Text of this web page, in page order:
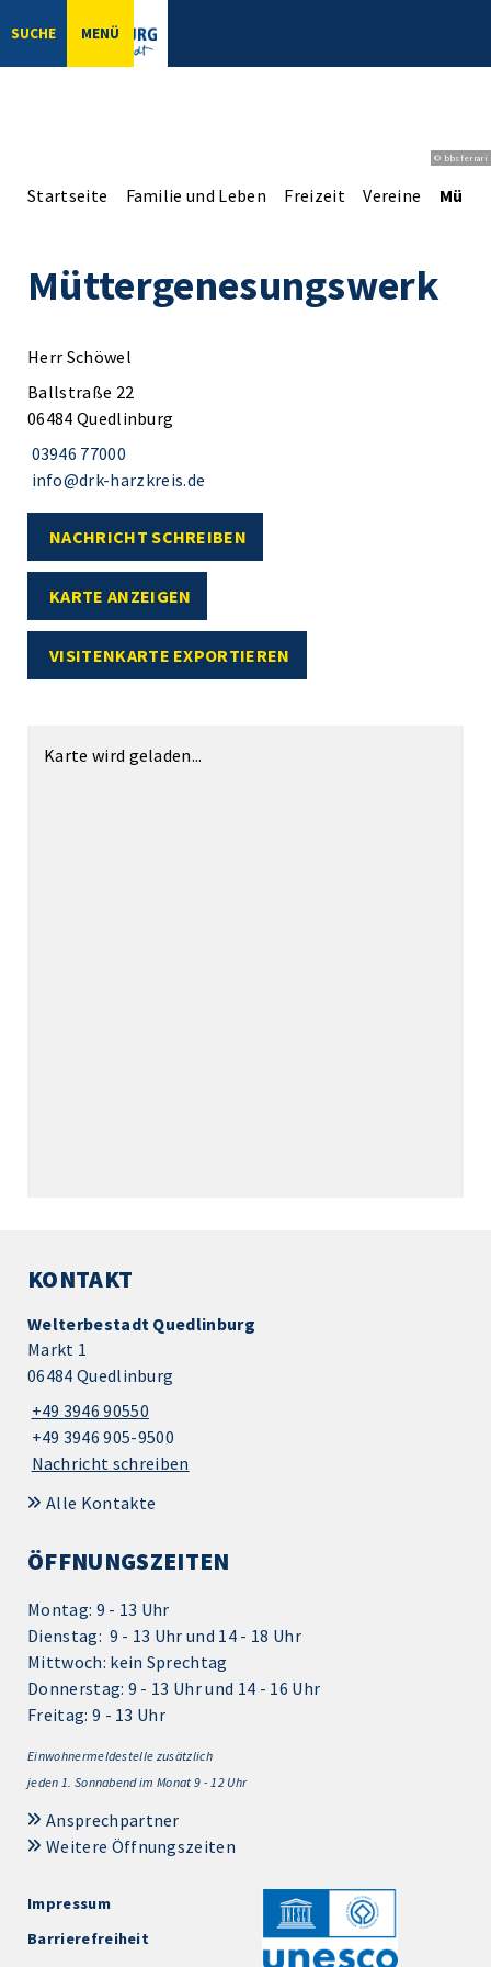
SUCHE MENÜ
© bbsferrari
Startseite Familie und Leben Freizeit Vereine
Müttergenesungswerk
Herr Schöwel
Ballstraße 22
06484 Quedlinburg
03946 77000
info@drk-harzkreis.de
NACHRICHT SCHREIBEN
KARTE ANZEIGEN
VISITENKARTE EXPORTIEREN
Karte wird geladen...
KONTAKT
Welterbestadt Quedlinburg
Markt 1
06484 Quedlinburg
+49 3946 90550
+49 3946 905-9500
Nachricht schreiben
Alle Kontakte
ÖFFNUNGSZEITEN
Montag: 9 - 13 Uhr
Dienstag: 9 - 13 Uhr und 14 - 18 Uhr
Mittwoch: kein Sprechtag
Donnerstag: 9 - 13 Uhr und 14 - 16 Uhr
Freitag: 9 - 13 Uhr
Einwohnermeldestelle zusätzlich
jeden 1. Sonnabend im Monat 9 - 12 Uhr
Ansprechpartner
Weitere Öffnungszeiten
Impressum
Barrierefreiheit